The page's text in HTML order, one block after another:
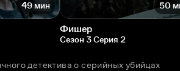
49 мин 50
Фишер
Сезон 3 Серия 2
детектива о серийных убийцах